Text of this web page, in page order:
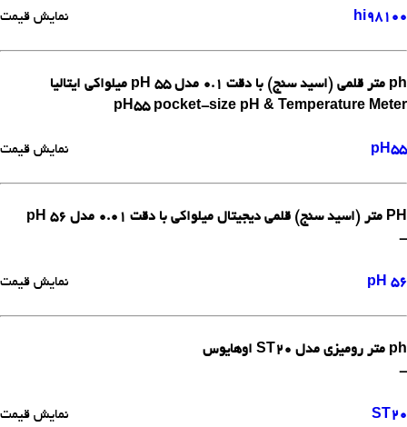
hi98100 نمایش قیمت
ph متر قلمی (اسید سنج) با دقت 0.1 مدل pH 55 میلواکی ایتالیا
pH55 pocket-size pH & Temperature Meter
pH55 نمایش قیمت
PH متر (اسید سنج) قلمی دیجیتال میلواکی با دقت 0.01 مدل pH 56
-
pH 56 نمایش قیمت
ph متر رومیزی مدل ST20 اوهایوس
-
ST20 نمایش قیمت